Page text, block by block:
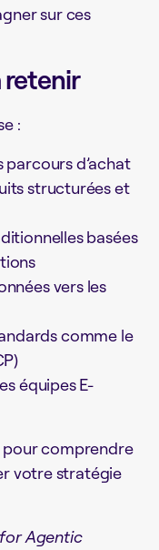
sur ces
retenir
:
parcours d’achat
structurées et
basées
vers les
comme le
équipes E-
pour comprendre
votre stratégie
Agentic